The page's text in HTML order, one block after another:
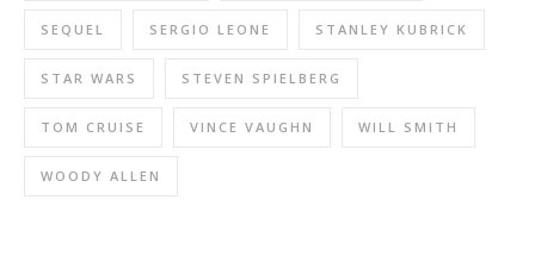
SEQUEL SERGIO LEONE STANLEY KUBRICK
STAR WARS STEVEN SPIELBERG
TOM CRUISE VINCE VAUGHN WILL SMITH
WOODY ALLEN